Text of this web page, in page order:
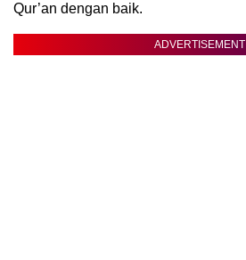
Qur’an dengan baik.
ADVERTISEMENT